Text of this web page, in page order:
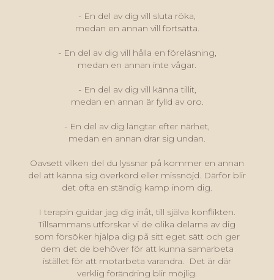
- En del av dig vill sluta röka,
medan en annan vill fortsätta.
- En del av dig vill hålla en föreläsning,
medan en annan inte vågar.
- En del av dig vill känna tillit,
medan en annan är fylld av oro.
- En del av dig längtar efter närhet,
medan en annan drar sig undan.
Oavsett vilken del du lyssnar på kommer en annan
del att känna sig överkörd eller missnöjd. Därför blir
det ofta en ständig kamp inom dig.
I terapin guidar jag dig inåt, till själva konflikten.
Tillsammans utforskar vi de olika delarna av dig
som försöker hjälpa dig på sitt eget sätt och ger
dem det de behöver för att kunna samarbeta
istället för att motarbeta varandra. Det är där
verklig förändring blir möjlig.